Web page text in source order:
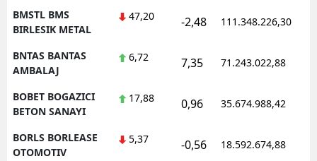
BMSTL BMS
BIRLESIK METAL
47,20 -2,48 111.348.226,30
BNTAS BANTAS
AMBALAJ
6,72 7,35 71.243.022,88
BOBET BOGAZICI
BETON SANAYI
17,88 0,96 35.674.988,42
BORLS BORLEASE
OTOMOTIV
5,37 -0,56 18.592.674,88